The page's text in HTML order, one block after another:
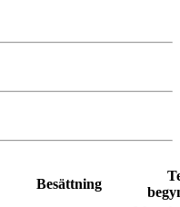
Besättning